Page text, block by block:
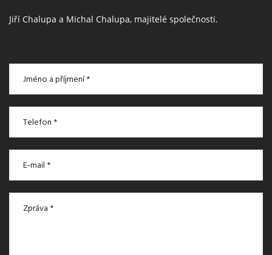
Jiří Chalupa a Michal Chalupa, majitelé společnosti.